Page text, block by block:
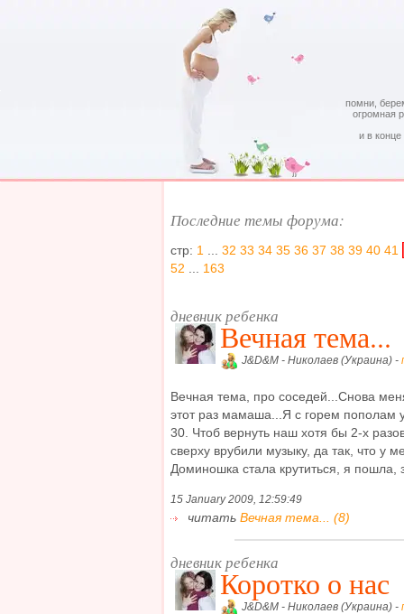
помни,
огромная
и в
Последние темы форума:
стр: 1 32 33 34 35 36 37 38 39 40 41
52
163
дневник ребенка
Вечная тема...
J&D&M - Николаев (Украина) -
Вечная тема, про соседей...Снова
этот раз мамаша...Я с горем пополам
30. Чтоб вернуть наш хотя бы 2-х
сверху врубили музыку, да так, что у
Доминошка стала крутиться, я пошла,
15 January 2009, 12:59:49
читать Вечная тема... (8)
дневник ребенка
Коротко о нас
J&D&M - Николаев (Украина) -